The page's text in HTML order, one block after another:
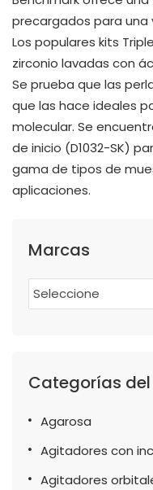
precargados para
Los populares kits
zirconio lavadas con
Se prueba que las
que las hace ideales
molecular. Se
de inicio (D1032-SK)
gama de tipos de
aplicaciones.
Marcas
Seleccione
Categorías
Agarosa
Agitadores con
Agitadores